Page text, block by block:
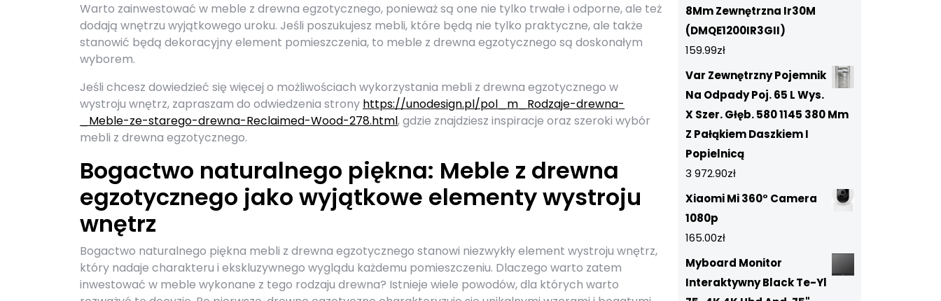
Warto zainwestować w meble z drewna egzotycznego, ponieważ są one nie tylko trwałe i odporne, ale też
dodają wnętrzu wyjątkowego uroku. Jeśli poszukujesz mebli, które będą nie tylko praktyczne, ale także
stanowić będą dekoracyjny element pomieszczenia, to meble z drewna egzotycznego są doskonałym
wyborem.
Jeśli chcesz dowiedzieć się więcej o możliwościach wykorzystania mebli z drewna egzotycznego w
wystroju wnętrz, zapraszam do odwiedzenia strony https://unodesign.pl/pol_m_Rodzaje-drewna-
_Meble-ze-starego-drewna-Reclaimed-Wood-278.html, gdzie znajdziesz inspiracje oraz szeroki wybór
mebli z drewna egzotycznego.
Bogactwo naturalnego piękna: Meble z drewna
egzotycznego jako wyjątkowe elementy wystroju
wnętrz
Bogactwo naturalnego piękna mebli z drewna egzotycznego stanowi niezwykły element wystroju wnętrz,
który nadaje charakteru i ekskluzywnego wyglądu każdemu pomieszczeniu. Dlaczego warto zatem
inwestować w meble wykonane z tego rodzaju drewna? Istnieje wiele powodów, dla których warto
8Mm Zewnętrzna Ir30M
(DMQE1200IR3GII)
159.99zł
Var Zewnętrzny Pojemnik
Na Odpady Poj. 65 L Wys.
X Szer. Głęb. 580 1145 380 Mm
Z Pałąkiem Daszkiem I
Popielnicą
3 972.90zł
Xiaomi Mi 360° Camera
1080p
165.00zł
Myboard Monitor
Interaktywny Black Te-Yl